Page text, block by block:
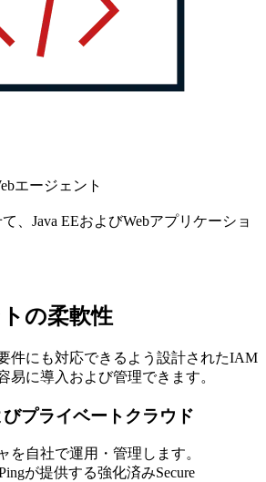
エージェント
、Java EEおよびWebアプリケーショ
の柔軟性
件にも対応できるよう設計されたIAM
易に導入および管理できます。
プライベートクラウド
を自社で運用・管理します。
が提供する強化済みSecure